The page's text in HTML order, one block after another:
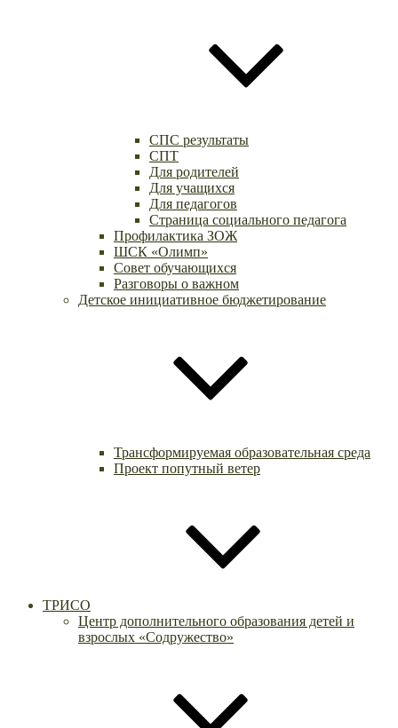
СПС результаты
СПТ
Для родителей
Для учащихся
Для педагогов
Страница социального педагога
Профилактика ЗОЖ
ШСК «Олимп»
Совет обучающихся
Разговоры о важном
Детское инициативное бюджетирование
Трансформируемая образовательная среда
Проект попутный ветер
ТРИСО
Центр дополнительного образования детей и
взрослых «Содружество»